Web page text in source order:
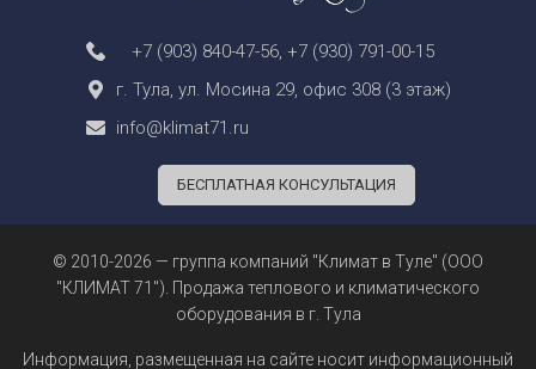
+7 (903) 840-47-56 +7 (930) 791-00-15
г. Тула, ул. Мосина 29, офис 308 (3 этаж)
info@klimat71.ru
БЕСПЛАТНАЯ КОНСУЛЬТАЦИЯ
© 2010-2026 — группа компаний "Климат в Туле" (ООО
"КЛИМАТ 71"). Продажа теплового и климатического
оборудования в г. Тула
Информация, размещенная на сайте носит информационный